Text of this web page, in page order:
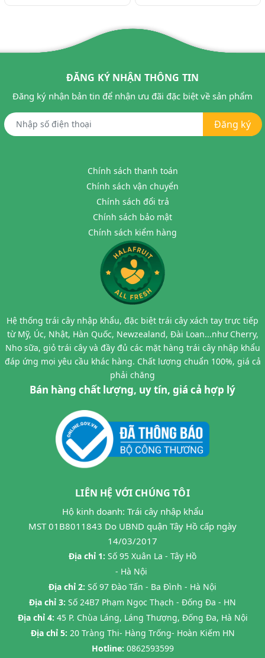
ĐĂNG KÝ NHẬN THÔNG TIN
Đăng ký nhận bản tin để nhận ưu đãi đặc biệt về sản phẩm
Đăng ký
Chính sách thanh toán
Chính sách vận chuyển
Chính sách đổi trả
Chính sách bảo mật
Chính sách kiểm hàng
Hệ thống trái cây nhập khẩu, đặc biệt trái cây xách tay trực tiếp
từ Mỹ, Úc, Nhật, Hàn Quốc, Newzealand, Đài Loan...như Cherry,
Nho sữa, giỏ trái cây và đầy đủ các mặt hàng trái cây nhập khẩu
đáp ứng mọi yêu cầu khác hàng. Chất lượng chuẩn 100%, giá cả
phải chăng
Bán hàng chất lượng, uy tín, giá cả hợp lý
LIÊN HỆ VỚI CHÚNG TÔI
Hộ kinh doanh: Trái cây nhập khẩu
MST 01B8011843 Do UBND quận Tây Hồ cấp ngày
14/03/2017
Địa chỉ 1: Số 95 Xuân La - Tây Hồ
- Hà Nội
Địa chỉ 2: Số 97 Đào Tấn - Ba Đình - Hà Nội
Địa chỉ 3: Số 24B7 Phạm Ngọc Thạch - Đống Đa - HN
Địa chỉ 4: 45 P. Chùa Láng, Láng Thượng, Đống Đa, Hà Nội
Địa chỉ 5: 20 Tràng Thi- Hàng Trống- Hoàn Kiếm HN
Hotline: 0862593599